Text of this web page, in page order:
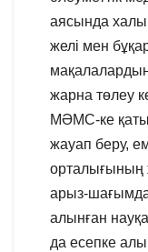
аясында
желі мен
жарна төлеу
МӘМС-ке
жауап беру,
орталығының
арыз-
алынған
да есепке